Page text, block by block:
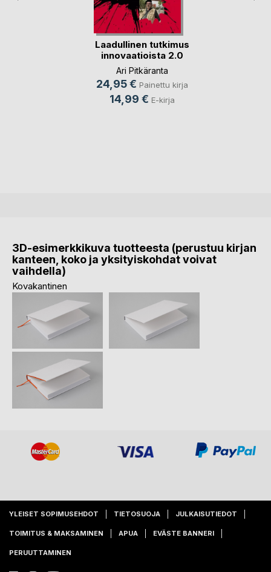
Laadullinen tutkimus
innovaatioista 2.0
Ari Pitkäranta
24,95 € Painettu kirja
14,99 € E-kirja
3D-esimerkkikuva tuotteesta (perustuu kirjan
kanteen, koko ja yksityiskohdat voivat
vaihdella)
Kovakantinen
YLEISET SOPIMUSEHDOT TIETOSUOJA JULKAISUTIEDOT
TOIMITUS & MAKSAMINEN APUA EVÄSTE BANNERI
PERUUTTAMINEN